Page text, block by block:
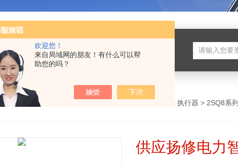
欢迎您！
来自局域网的朋友！有什么可以帮
助您的吗？
执行器，智能防爆型电动执行器，多回转电动执行器
> 执行器 > 2SQ8系列
供应扬修电力